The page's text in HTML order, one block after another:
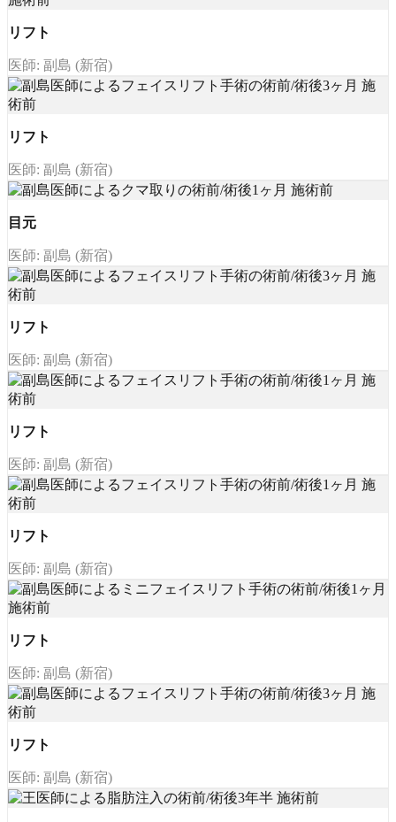
リフト
医師: 副島 (新宿)
リフト
医師: 副島 (新宿)
目元
医師: 副島 (新宿)
リフト
医師: 副島 (新宿)
リフト
医師: 副島 (新宿)
リフト
医師: 副島 (新宿)
リフト
医師: 副島 (新宿)
リフト
医師: 副島 (新宿)